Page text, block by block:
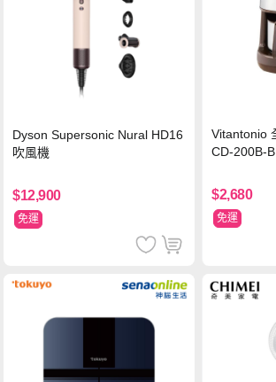
Dyson Supersonic Nural HD16
吹風機
$12,900
免運
Vitantonio
CD-200B-B
$2,680
免運